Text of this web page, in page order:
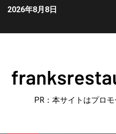
2026年8月8日
PR：本サイトはプロ